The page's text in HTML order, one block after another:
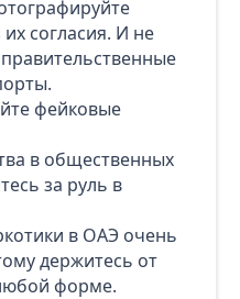
согласия. И не
фейковые
в общественных
за руль в
в ОАЭ очень
держитесь от
форме.